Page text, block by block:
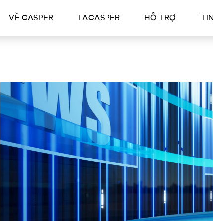
VỀ CASPER LACASPER HỖ TRỢ
CASPERCARE -
CHĂM SÓC CHỦ
ĐỘNG 2025 | TẶNG
2.500 GÓI BẢO
DƯỠNG MIỄN PHÍ